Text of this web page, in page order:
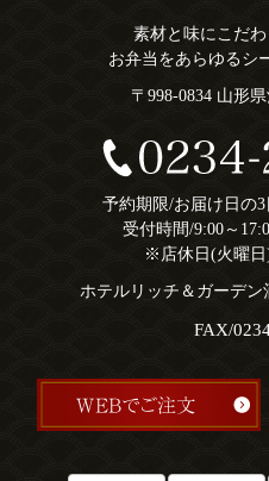
素材と味にこだわ
お弁当をあらゆるシ
〒998-0834 山形
予約期限/お届け日の
受付時間/9:00～
※店休日(火曜日
ホテルリッチ＆ガーデン
FAX/